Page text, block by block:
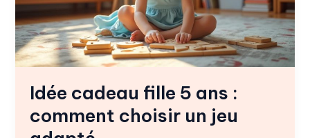
Idée cadeau fille 5 ans :
comment choisir un jeu
choisir
un
jeu